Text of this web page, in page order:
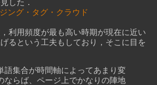
した．
ング・タグ・クラウド
利用頻度が最も高い時期が現在に近い
るという工夫もしており，そこに目を
語集合が時間軸によってあまり変
ならば、ページ上でかなりの陣地